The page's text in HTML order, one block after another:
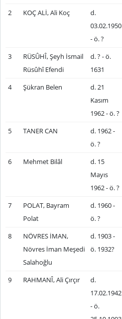
2 KOÇ ALİ, Ali Koç
d.
03.02.1950
- ö. ?
3
RÜSÛHÎ, Şeyh İsmail
Rüsûhî Efendi
d. ? - ö.
1631
4 Şükran Belen
d. 21
Kasım
1962 - ö. ?
5 TANER CAN
d. 1962 -
ö. ?
6 Mehmet Bilâl
d. 15
Mayıs
1962 - ö. ?
7
POLAT, Bayram
Polat
d. 1960 -
ö. ?
8
NÖVRES İMAN,
Növres İman Meşedi
Salahoğlu
d. 1903 -
ö. 1932?
9 RAHMANÎ, Ali Çırçır
d.
17.02.1942
- ö.